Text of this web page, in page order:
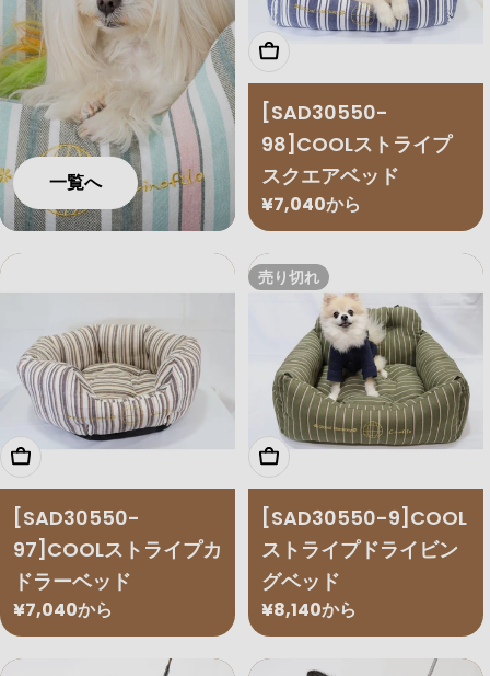
一覧へ
オプションを選択
[SAD30550-
98]COOLストライプ
スクエアベッド
通
常
価
格
¥7,040から
オプションを選択
[SAD30550-
97]COOLストライプカ
ドラーベッド
通
常
価
¥7,040から
売り切れ
オプションを選択
[SAD30550-9]COOL
ストライプドライビン
グベッド
通
常
価
¥8,140から